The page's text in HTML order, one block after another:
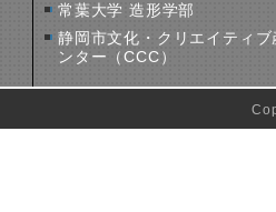
常葉大学 造形学部
静岡市文化・クリエイティ
ンター（CCC）